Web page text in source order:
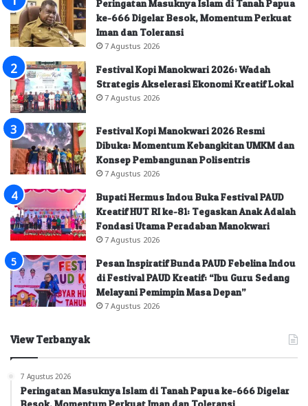
Peringatan Masuknya Islam di Tanah Papua
ke-666 Digelar Besok, Momentum Perkuat
Iman dan Toleransi
7 Agustus 2026
Festival Kopi Manokwari 2026: Wadah
Strategis Akselerasi Ekonomi Kreatif Lokal
7 Agustus 2026
Festival Kopi Manokwari 2026 Resmi
Dibuka: Momentum Kebangkitan UMKM dan
Konsep Pembangunan Polisentris
7 Agustus 2026
Bupati Hermus Indou Buka Festival PAUD
Kreatif HUT RI ke-81: Tegaskan Anak Adalah
Fondasi Utama Peradaban Manokwari
7 Agustus 2026
Pesan Inspiratif Bunda PAUD Febelina Indou
di Festival PAUD Kreatif: “Ibu Guru Sedang
Melayani Pemimpin Masa Depan”
7 Agustus 2026
View Terbanyak
7 Agustus 2026
Peringatan Masuknya Islam di Tanah Papua ke-666 Digelar
Besok, Momentum Perkuat Iman dan Toleransi